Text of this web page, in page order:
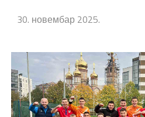
30. новембар 2025.